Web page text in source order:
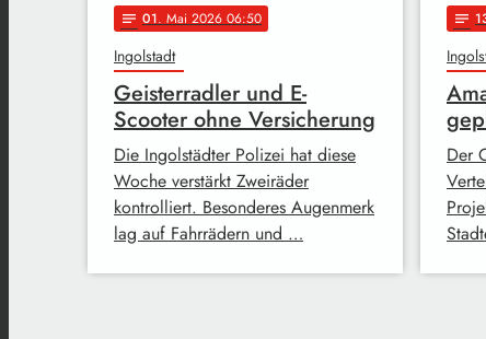
notes 01. Mai 2026 06:50
Ingolstadt
Geisterradler und E-
Scooter ohne Versicherung
Die Ingolstädter Polizei hat diese
Woche verstärkt Zweiräder
kontrolliert. Besonderes Augenmerk
lag auf Fahrrädern und …
notes
Der